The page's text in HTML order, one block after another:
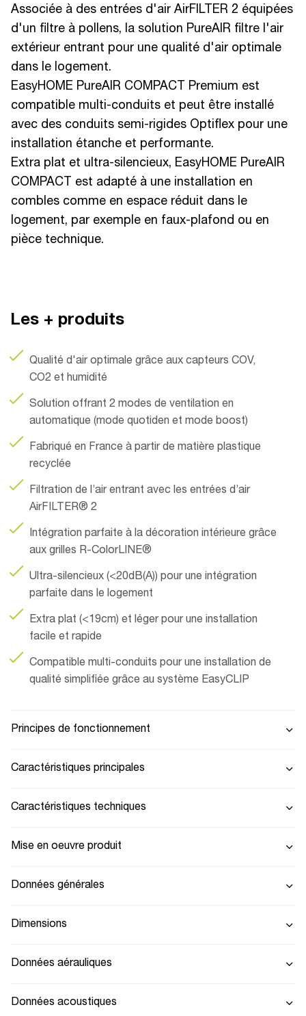
Associée à des entrées d'air AirFILTER 2 équipées
d'un filtre à pollens, la solution PureAIR filtre l'air
extérieur entrant pour une qualité d'air optimale
dans le logement.
EasyHOME PureAIR COMPACT Premium est
compatible multi-conduits et peut être installé
avec des conduits semi-rigides Optiflex pour une
installation étanche et performante.
Extra plat et ultra-silencieux, EasyHOME PureAIR
COMPACT est adapté à une installation en
combles comme en espace réduit dans le
logement, par exemple en faux-plafond ou en
pièce technique.
Les + produits
Qualité d'air optimale grâce aux capteurs COV,
CO2 et humidité
Solution offrant 2 modes de ventilation en
automatique (mode quotiden et mode boost)
Fabriqué en France à partir de matière plastique
recyclée
Filtration de l’air entrant avec les entrées d’air
AirFILTER® 2
Intégration parfaite à la décoration intérieure grâce
aux grilles R-ColorLINE®
Ultra-silencieux (<20dB(A)) pour une intégration
parfaite dans le logement
Extra plat (<19cm) et léger pour une installation
facile et rapide
Compatible multi-conduits pour une installation de
qualité simplifiée grâce au système EasyCLIP
Principes de fonctionnement
Caractéristiques principales
Caractéristiques techniques
Mise en oeuvre produit
Données générales
Dimensions
Données aérauliques
Données acoustiques